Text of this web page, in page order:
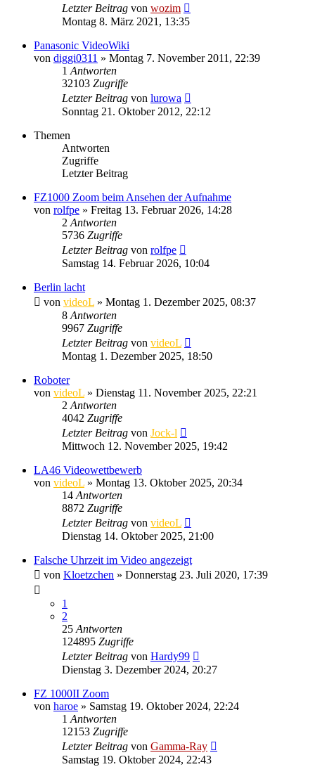
Letzter Beitrag von wozim
Montag 8. März 2021, 13:35
Panasonic VideoWiki
von diggi0311 » Montag 7. November 2011, 22:39
1 Antworten
32103 Zugriffe
Letzter Beitrag von lurowa
Sonntag 21. Oktober 2012, 22:12
Themen
Antworten
Zugriffe
Letzter Beitrag
FZ1000 Zoom beim Ansehen der Aufnahme
von rolfpe » Freitag 13. Februar 2026, 14:28
2 Antworten
5736 Zugriffe
Letzter Beitrag von rolfpe
Samstag 14. Februar 2026, 10:04
Berlin lacht
von videoL » Montag 1. Dezember 2025, 08:37
8 Antworten
9967 Zugriffe
Letzter Beitrag von videoL
Montag 1. Dezember 2025, 18:50
Roboter
von videoL » Dienstag 11. November 2025, 22:21
2 Antworten
4042 Zugriffe
Letzter Beitrag von Jock-l
Mittwoch 12. November 2025, 19:42
LA46 Videowettbewerb
von videoL » Montag 13. Oktober 2025, 20:34
14 Antworten
8872 Zugriffe
Letzter Beitrag von videoL
Dienstag 14. Oktober 2025, 21:00
Falsche Uhrzeit im Video angezeigt
von Kloetzchen » Donnerstag 23. Juli 2020, 17:39
1
2
25 Antworten
124895 Zugriffe
Letzter Beitrag von Hardy99
Dienstag 3. Dezember 2024, 20:27
FZ 1000II Zoom
von haroe » Samstag 19. Oktober 2024, 22:24
1 Antworten
12153 Zugriffe
Letzter Beitrag von Gamma-Ray
Samstag 19. Oktober 2024, 22:43